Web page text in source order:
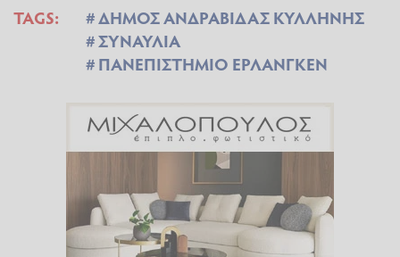
TAGS:
ΔΗΜΟΣ ΑΝΔΡΑΒΙΔΑΣ ΚΥΛΛΗΝΗΣ
ΣΥΝΑΥΛΙΑ
ΠΑΝΕΠΙΣΤΗΜΙΟ ΕΡΛΑΝΓΚΕΝ